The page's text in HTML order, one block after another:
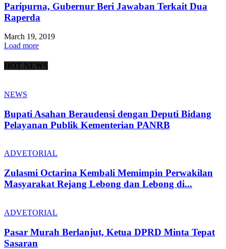
Paripurna, Gubernur Beri Jawaban Terkait Dua
Raperda
March 19, 2019
Load more
HOT NEWS
NEWS
Bupati Asahan Beraudensi dengan Deputi Bidang
Pelayanan Publik Kementerian PANRB
ADVETORIAL
Zulasmi Octarina Kembali Memimpin Perwakilan
Masyarakat Rejang Lebong dan Lebong di...
ADVETORIAL
Pasar Murah Berlanjut, Ketua DPRD Minta Tepat
Sasaran